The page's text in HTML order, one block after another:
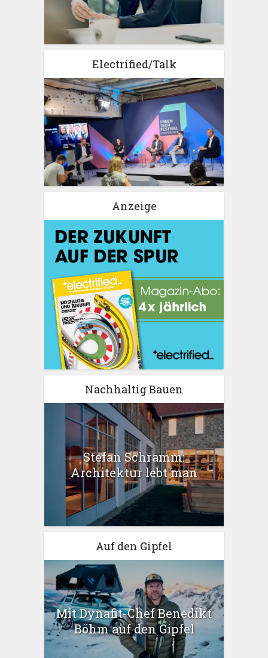
Electrified/Talk
Anzeige
Nachhaltig Bauen
Stefan Schramm:
Architektur lebt man
Auf den Gipfel
Mit Dynafit-Chef Benedikt
Böhm auf den Gipfel